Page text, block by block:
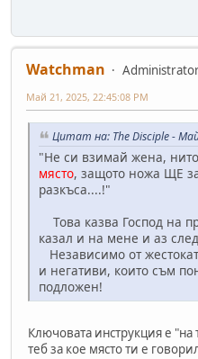
Watchman
Май 21, 2025, 22:45:08 PM
Цитат на: The Disciple -
"Не си взимай жена,
място, защото ножа ЩЕ
разкъса....!"
Това казва Господ на
казал и на мене и аз
Независимо от
и негативи, които съм
подложен!
Ключовата инструкция е
теб за кое място ти е